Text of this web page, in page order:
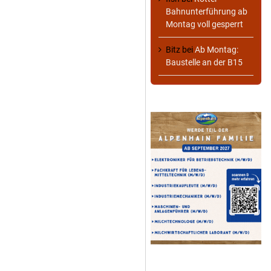
Bahnunterführung ab
Montag voll gesperrt
Bitz beiAb Montag:
Baustelle an der B15